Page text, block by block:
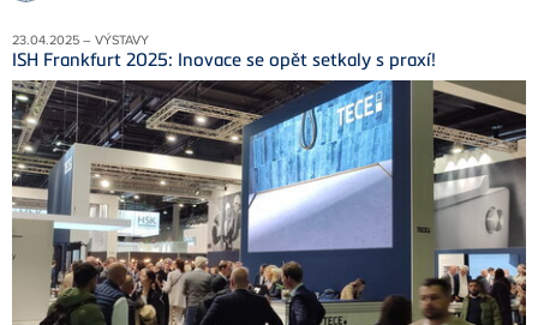
23.04.2025 – VÝSTAVY
ISH Frankfurt 2025: Inovace se opět setkaly s praxí!